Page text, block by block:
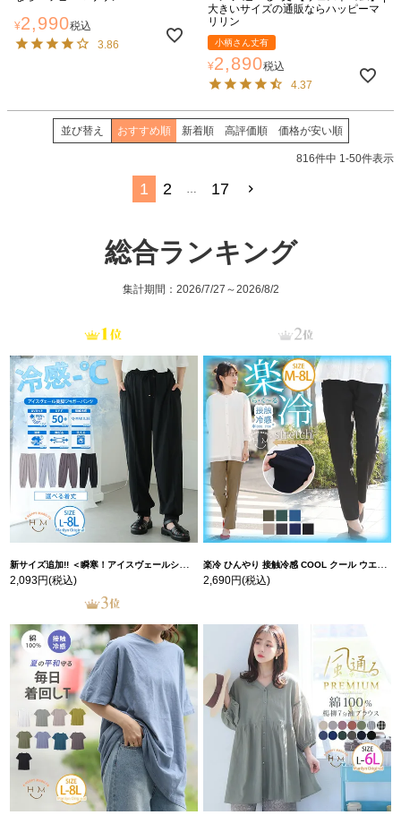
¥2,990税込
3.86
大きいサイズの通販ならハッピーマ
リリン
小柄さん丈有
¥2,890税込
4.37
並び替え おすすめ順 新着順 高評価順 価格が安い順
816件中 1-50件表示
1 2 17
総合ランキング
集計期間：2026/7/27～2026/8/2
新サイズ追加!! ＜瞬寒！アイスヴェールシリーズ＞ 美脚 ジョガーパンツ 【ウェストゴム】 【ストレッチ】 | 大きいサイズの通販ならハッピーマリリン
2,093円(税込)
楽冷 ひんやり 接触冷感 COOL クール ウエストゴム 楽ちん ストレッチ 美脚 レギパン 【ストレッチ】 | 大きいサイズの通販ならハッピーマリリン
2,690円(税込)